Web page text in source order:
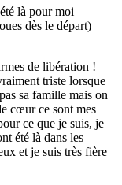
là pour moi
dès le départ)
de libération !
triste lorsque
sa famille mais on
cœur ce sont mes
ce que je suis, je
été là dans les
et je suis très fière